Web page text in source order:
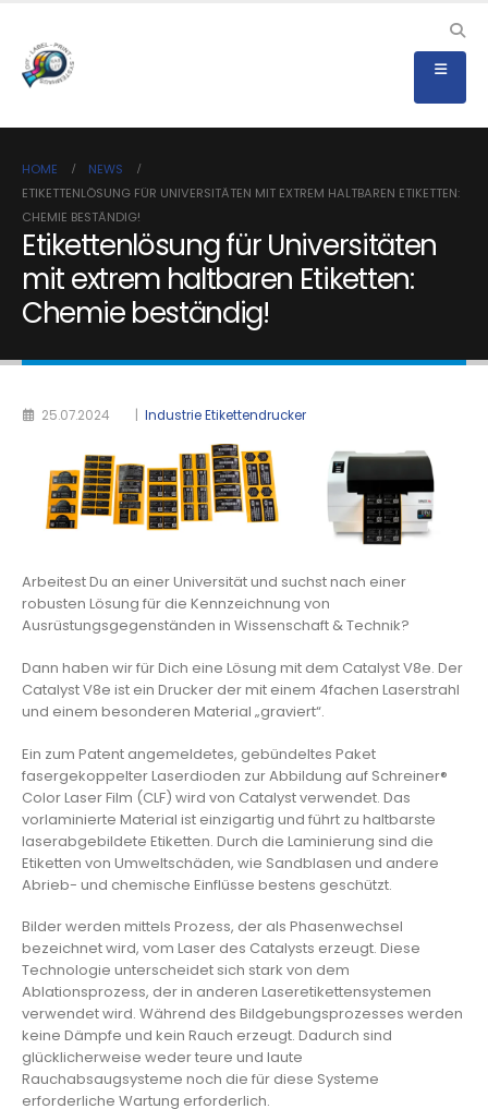
HOME
NEWS
ETIKETTENLÖSUNG FÜR UNIVERSITÄTEN MIT EXTREM HALTBAREN ETIKETTEN:
CHEMIE BESTÄNDIG!
Etikettenlösung für Universitäten
mit extrem haltbaren Etiketten:
Chemie beständig!
25.07.2024 Industrie Etikettendrucker
Arbeitest Du an einer Universität und suchst nach einer
robusten Lösung für die Kennzeichnung von
Ausrüstungsgegenständen in Wissenschaft & Technik?
Dann haben wir für Dich eine Lösung mit dem Catalyst V8e. Der
Catalyst V8e ist ein Drucker der mit einem 4fachen Laserstrahl
und einem besonderen Material „graviert“.
Ein zum Patent angemeldetes, gebündeltes Paket
fasergekoppelter Laserdioden zur Abbildung auf Schreiner®
Color Laser Film (CLF) wird von Catalyst verwendet. Das
vorlaminierte Material ist einzigartig und führt zu haltbarste
laserabgebildete Etiketten. Durch die Laminierung sind die
Etiketten von Umweltschäden, wie Sandblasen und andere
Abrieb- und chemische Einflüsse bestens geschützt.
Bilder werden mittels Prozess, der als Phasenwechsel
bezeichnet wird, vom Laser des Catalysts erzeugt. Diese
Technologie unterscheidet sich stark von dem
Ablationsprozess, der in anderen Laseretikettensystemen
verwendet wird. Während des Bildgebungsprozesses werden
keine Dämpfe und kein Rauch erzeugt. Dadurch sind
glücklicherweise weder teure und laute
Rauchabsaugsysteme noch die für diese Systeme
erforderliche Wartung erforderlich.